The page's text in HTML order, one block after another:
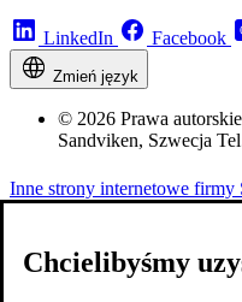
LinkedIn Facebook
Zmień język
© 2026 Prawa
Sandviken, Szwecja
Inne strony internetowe firmy
Chcielibyśmy